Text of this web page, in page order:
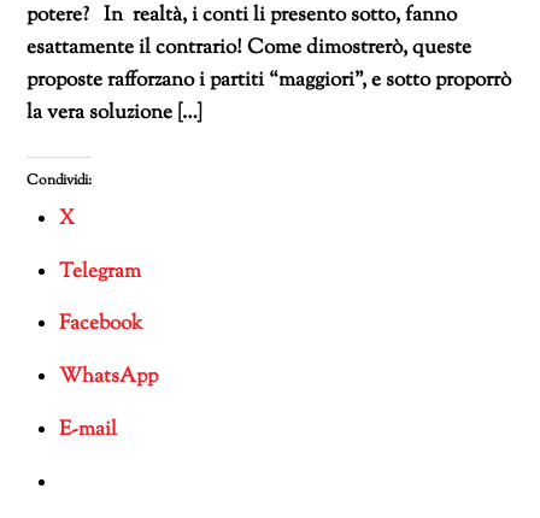
potere? In realtà, i conti li presento sotto, fanno
esattamente il contrario! Come dimostrerò, queste
proposte rafforzano i partiti “maggiori”, e sotto proporrò
la vera soluzione […]
Condividi:
X
Telegram
Facebook
WhatsApp
E-mail